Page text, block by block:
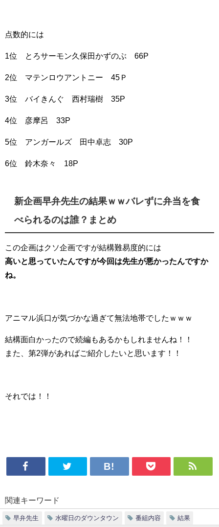
点数的には
1位 とろサーモン久保田かずのぶ 66P
2位 マテンロウアントニー 45Ｐ
3位 バイきんぐ 西村瑞樹 35P
4位 彦摩呂 33P
5位 アンガールズ 田中卓志 30P
6位 鈴木奈々 18P
新企画早弁先生の結果ｗｗバレずに弁当を食
べられるのは誰？まとめ
この企画はクソ企画ですが結構難易度的には
高いと思っていたんですが今回は先生が悪かったんですか
ね。
アニマル浜口が気づかな過ぎて無法地帯でしたｗｗｗ
結構面白かったので続編もあるかもしれませんね！！
また、第2弾があればご紹介したいと思います！！
それでは！！
関連キーワード
早弁先生 水曜日のダウンタウン 番組内容 結果